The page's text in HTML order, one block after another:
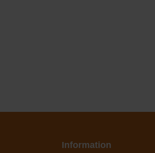
Information